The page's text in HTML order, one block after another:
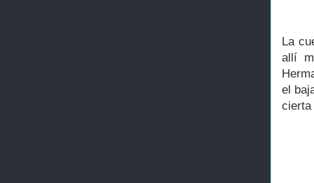
La
allí
el
cierta